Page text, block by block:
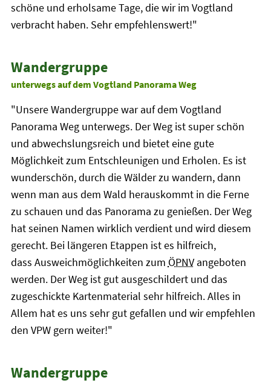
schöne und erholsame Tage, die wir im Vogtland
verbracht haben. Sehr empfehlenswert!"
Wandergruppe
unterwegs auf dem Vogtland Panorama Weg
"Unsere Wandergruppe war auf dem Vogtland
Panorama Weg unterwegs. Der Weg ist super schön
und abwechslungsreich und bietet eine gute
Möglichkeit zum Entschleunigen und Erholen. Es ist
wunderschön, durch die Wälder zu wandern, dann
wenn man aus dem Wald herauskommt in die Ferne
zu schauen und das Panorama zu genießen. Der Weg
hat seinen Namen wirklich verdient und wird diesem
gerecht. Bei längeren Etappen ist es hilfreich,
dass Ausweichmöglichkeiten zum ÖPNVangeboten
werden. Der Weg ist gut ausgeschildert und das
zugeschickte Kartenmaterial sehr hilfreich. Alles in
Allem hat es uns sehr gut gefallen und wir empfehlen
den VPW gern weiter!"
Wandergruppe